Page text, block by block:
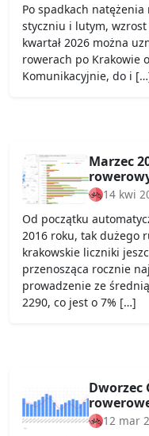
Po spadkach
styczniu i lutym, wzrost
kwartał 2026 można
rowerach po Krakowie
Komunikacyjnie, do i
Marzec
14 kwi
Od początku
2016 roku, tak dużego
krakowskie liczniki
przenosząca rocznie
prowadzenie ze
2290, co jest o 7% […]
Dworzec
12 mar